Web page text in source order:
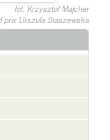
fot. Krzysztof Majcher
prix Urszula Staszewska